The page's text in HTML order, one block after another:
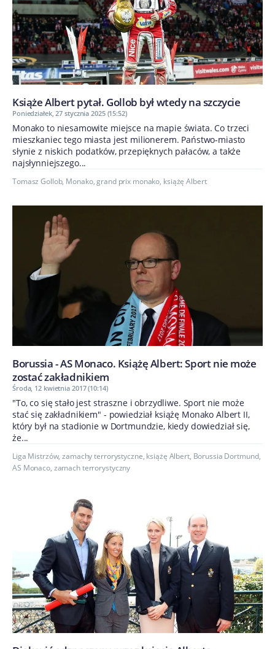
Książe Albert pytał. Gollob był wtedy na szczycie
Poniedziałek, 27 stycznia 2025 (15:52)
Monako to niesamowite miejsce na mapie świata. Co trzeci
mieszkaniec tego miasta jest milionerem. Państwo-miasto
słynie z niskich podatków, przepięknych pałaców, a także
najsłynniejszego...
Tomasz Gollob, Monako, grand prix monako, książę Albert
Borussia - AS Monaco. Książę Albert: Sport nie może
zostać zakładnikiem
Środa, 12 kwietnia 2017 (10:14)
"To, co się stało jest straszne i obrzydliwe. Sport nie może
stać się zakładnikiem" - powiedział książę Monako Albert II,
który był na stadionie w Dortmundzie, kiedy dowiedział się,
że...
Liga Mistrzów,zamachy terrorystyczne, książę Albert, Borussia Dortmund,
AS Monaco, zamach terrorystyczny